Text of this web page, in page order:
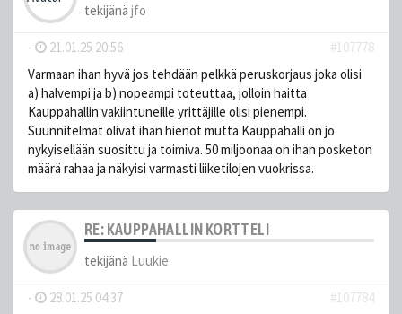
tekijänä jfo
- 21.01.25 20:56
#107778
Varmaan ihan hyvä jos tehdään pelkkä peruskorjaus joka olisi
a) halvempi ja b) nopeampi toteuttaa, jolloin haitta
Kauppahallin vakiintuneille yrittäjille olisi pienempi.
Suunnitelmat olivat ihan hienot mutta Kauppahalli on jo
nykyisellään suosittu ja toimiva. 50 miljoonaa on ihan posketon
määrä rahaa ja näkyisi varmasti liiketilojen vuokrissa.
RE: KAUPPAHALLIN KORTTELI
tekijänä Luukie
- 28.01.25 04:37
#107784